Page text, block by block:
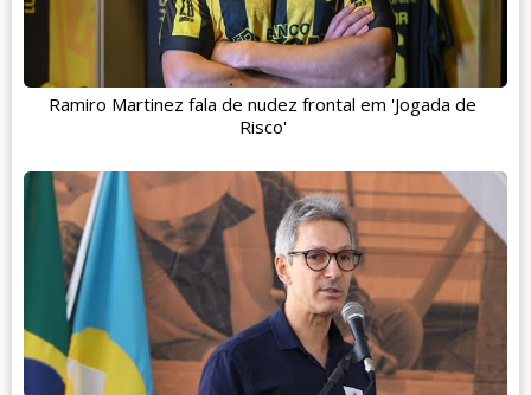
Ramiro Martinez fala de nudez frontal em 'Jogada de
Risco'